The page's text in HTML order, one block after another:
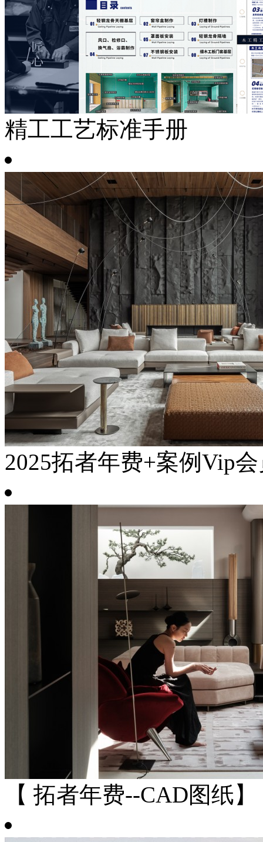
精工工艺标准手册
2025拓者年费+案例Vip
【 拓者年费--CAD图纸】